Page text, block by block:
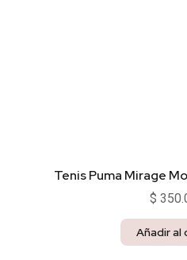
Tenis Puma Mirage
$
Añadir al